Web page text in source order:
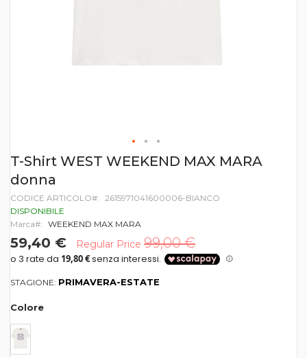
Vai
all'inizio
della
di
immagini
T-Shirt WEST WEEKEND MAX MARA
donna
CODICE ARTICOLO
2615971041600006-BIANCO
DISPONIBILE
Marca
WEEKEND MAX MARA
59,40 € Regular Price 99,00 €
STAGIONE: PRIMAVERA-ESTATE
Colore